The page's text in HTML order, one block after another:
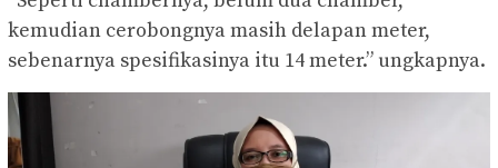
kemudian cerobongnya masih delapan meter,
sebenarnya spesifikasinya itu 14 meter.” ungkapnya.